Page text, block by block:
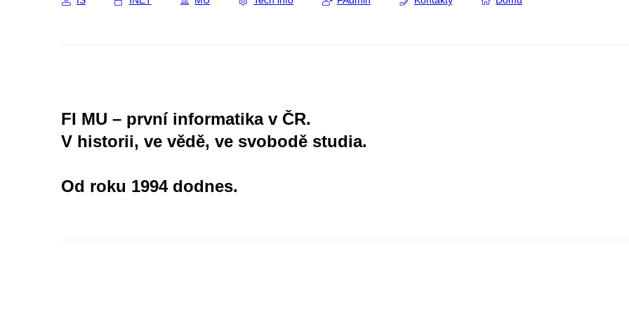
FI MU – první informatika v ČR.
V historii, ve vědě, ve svobodě studia.
Od roku 1994 dodnes.